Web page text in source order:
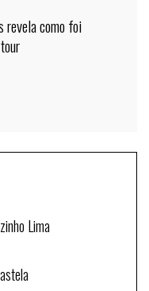
revela como foi
Lima